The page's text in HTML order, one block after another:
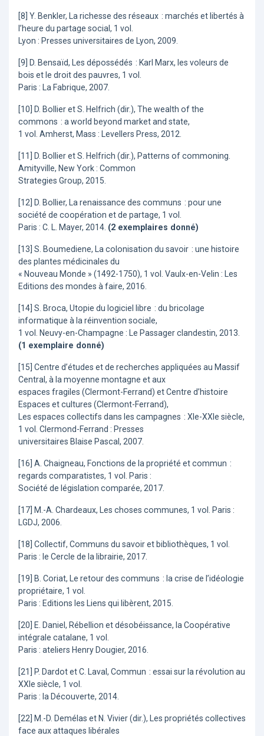
[8] Y. Benkler, La richesse des réseaux : marchés et libertés à
l’heure du partage social, 1 vol.
Lyon : Presses universitaires de Lyon, 2009.
[9] D. Bensaïd, Les dépossédés : Karl Marx, les voleurs de
bois et le droit des pauvres, 1 vol.
Paris : La Fabrique, 2007.
[10] D. Bollier et S. Helfrich (dir.), The wealth of the
commons : a world beyond market and state,
1 vol. Amherst, Mass : Levellers Press, 2012.
[11] D. Bollier et S. Helfrich (dir.), Patterns of commoning.
Amityville, New York : Common
Strategies Group, 2015.
[12] D. Bollier, La renaissance des communs : pour une
société de coopération et de partage, 1 vol.
Paris : C. L. Mayer, 2014. (2 exemplaires donné)
[13] S. Boumediene, La colonisation du savoir : une histoire
des plantes médicinales du
« Nouveau Monde » (1492-1750), 1 vol. Vaulx-en-Velin : Les
Editions des mondes à faire, 2016.
[14] S. Broca, Utopie du logiciel libre : du bricolage
informatique à la réinvention sociale,
1 vol. Neuvy-en-Champagne : Le Passager clandestin, 2013.
(1 exemplaire donné)
[15] Centre d’études et de recherches appliquées au Massif
Central, à la moyenne montagne et aux
espaces fragiles (Clermont-Ferrand) et Centre d’histoire
Espaces et cultures (Clermont-Ferrand),
Les espaces collectifs dans les campagnes : XIe-XXIe siècle,
1 vol. Clermond-Ferrand : Presses
universitaires Blaise Pascal, 2007.
[16] A. Chaigneau, Fonctions de la propriété et commun :
regards comparatistes, 1 vol. Paris :
Société de législation comparée, 2017.
[17] M.-A. Chardeaux, Les choses communes, 1 vol. Paris :
LGDJ, 2006.
[18] Collectif, Communs du savoir et bibliothèques, 1 vol.
Paris : le Cercle de la librairie, 2017.
[19] B. Coriat, Le retour des communs : la crise de l’idéologie
propriétaire, 1 vol.
Paris : Editions les Liens qui libèrent, 2015.
[20] E. Daniel, Rébellion et désobéissance, la Coopérative
intégrale catalane, 1 vol.
Paris : ateliers Henry Dougier, 2016.
[21] P. Dardot et C. Laval, Commun : essai sur la révolution au
XXIe siècle, 1 vol.
Paris : la Découverte, 2014.
[22] M.-D. Demélas et N. Vivier (dir.), Les propriétés collectives
face aux attaques libérales